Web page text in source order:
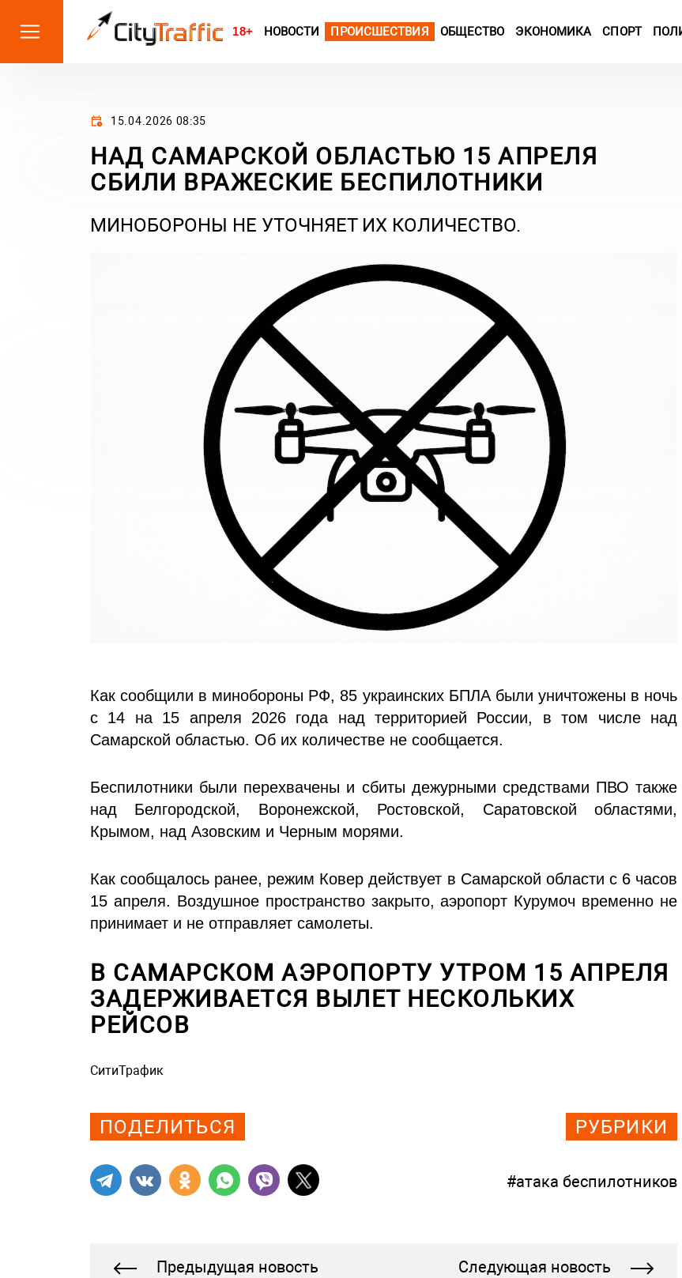
18+ НОВОСТИ ПРОИСШЕСТВИЯ ОБЩЕСТВО ЭКОНОМИКА СПОРТ
15.04.2026 08:35
НАД САМАРСКОЙ ОБЛАСТЬЮ 15 АПРЕЛЯ
СБИЛИ ВРАЖЕСКИЕ БЕСПИЛОТНИКИ
МИНОБОРОНЫ НЕ УТОЧНЯЕТ ИХ КОЛИЧЕСТВО.
Как сообщили в минобороны РФ, 85 украинских БПЛА были уничтожены в ночь
с 14 на 15 апреля 2026 года над территорией России, в том числе над
Самарской областью. Об их количестве не сообщается.
Беспилотники были перехвачены и сбиты дежурными средствами ПВО также
над Белгородской, Воронежской, Ростовской, Саратовской областями,
Крымом, над Азовским и Черным морями.
Как сообщалось ранее, режим Ковер действует в Самарской области с 6 часов
15 апреля. Воздушное пространство закрыто, аэропорт Курумоч временно не
принимает и не отправляет самолеты.
В САМАРСКОМ АЭРОПОРТУ УТРОМ 15 АПРЕЛЯ
ЗАДЕРЖИВАЕТСЯ ВЫЛЕТ НЕСКОЛЬКИХ
РЕЙСОВ
СитиТрафик
ПОДЕЛИТЬСЯ РУБРИКИ
#атака беспилотников
Предыдущая новость Следующая новость